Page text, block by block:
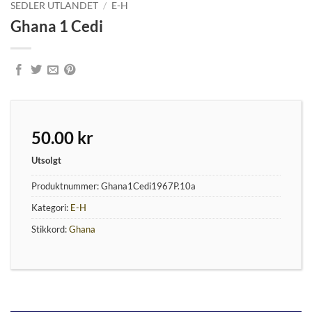
SEDLER UTLANDET / E-H
Ghana 1 Cedi
50.00 kr
Utsolgt
Produktnummer:Ghana1Cedi1967P.10a
Kategori: E-H
Stikkord:Ghana